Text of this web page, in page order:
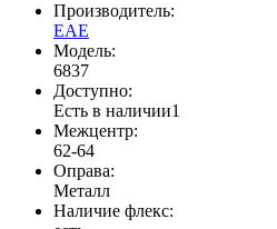
Производитель:
EAE
Модель:
6837
Доступно:
Есть в наличии1
Межцентр:
62-64
Оправа:
Металл
Наличие флекс: